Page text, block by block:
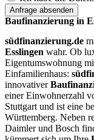
Anfrage absenden
Baufinanzierung in
südfinanzierung.de
Esslingen wahr. Ob
Eigentumswohnung
Einfamilienhaus:
innovativer
einer Einwohnerzahl
Stuttgart und ist eine
Württemberg. Neben
Daimler und Bosch